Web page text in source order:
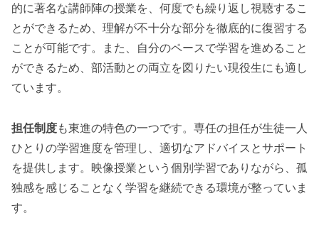
的に著名な講師陣の授業を、何度でも繰り返し視聴するこ
とができるため、理解が不十分な部分を徹底的に復習する
ことが可能です。また、自分のペースで学習を進めること
ができるため、部活動との両立を図りたい現役生にも適し
ています。
担任制度も東進の特色の一つです。専任の担任が生徒一人
ひとりの学習進度を管理し、適切なアドバイスとサポート
を提供します。映像授業という個別学習でありながら、孤
独感を感じることなく学習を継続できる環境が整っていま
す。